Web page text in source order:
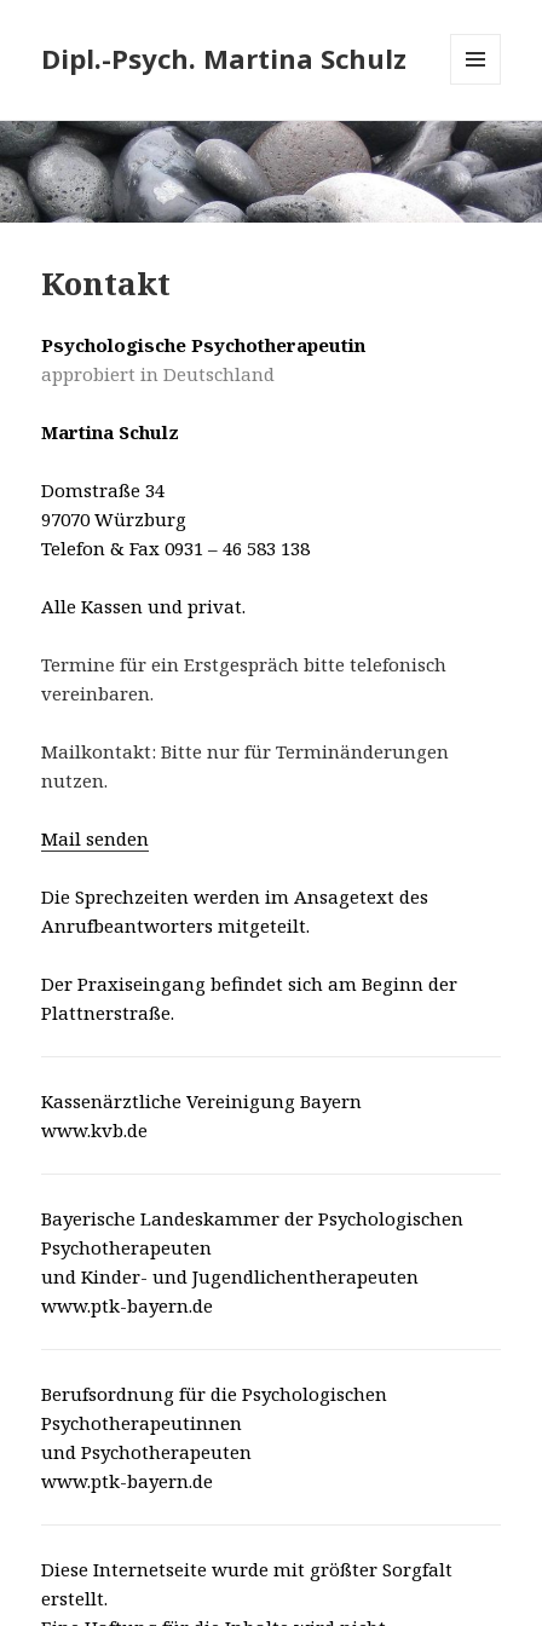
Dipl.-Psych. Martina Schulz
WIDGETS
Kontakt
Psychologische Psychotherapeutin
approbiert in Deutschland
Martina Schulz
Domstraße 34
97070 Würzburg
Telefon & Fax 0931 – 46 583 138
Alle Kassen und privat.
Termine für ein Erstgespräch bitte telefonisch
vereinbaren.
Mailkontakt: Bitte nur für Terminänderungen
nutzen.
Mail senden
Die Sprechzeiten werden im Ansagetext des
Anrufbeantworters mitgeteilt.
Der Praxiseingang befindet sich am Beginn der
Plattnerstraße.
Kassenärztliche Vereinigung Bayern
www.kvb.de
Bayerische Landeskammer der Psychologischen
Psychotherapeuten
und Kinder- und Jugendlichentherapeuten
www.ptk-bayern.de
Berufsordnung für die Psychologischen
Psychotherapeutinnen
und Psychotherapeuten
www.ptk-bayern.de
Diese Internetseite wurde mit größter Sorgfalt
erstellt.